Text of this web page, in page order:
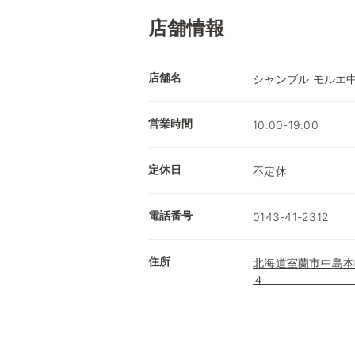
店舗情報
店舗名 シャン
営業時間 10:00-19:00
定休日 不定休
電話番号 0143-41-2312
住所
北海道室蘭市中島